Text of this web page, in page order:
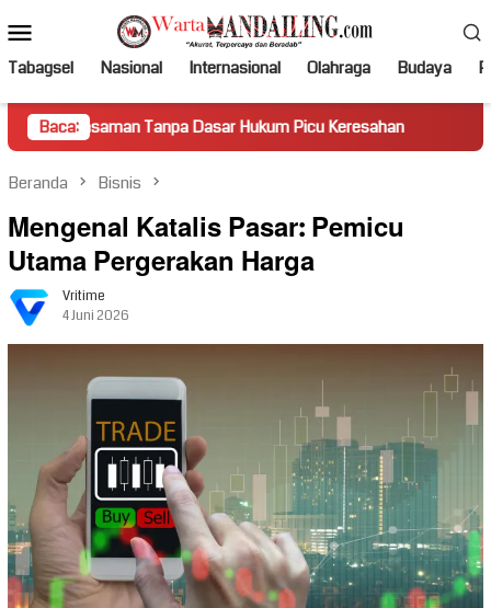
ke
kontenMobile
Tabagsel Nasional Internasional Olahraga Budaya
Baca:
Tanpa Dasar Hukum Picu Keresahan Truk Miring
Beranda Bisnis
Mengenal Katalis Pasar: Pemicu
Utama Pergerakan Harga
Vritime
4 Juni 2026